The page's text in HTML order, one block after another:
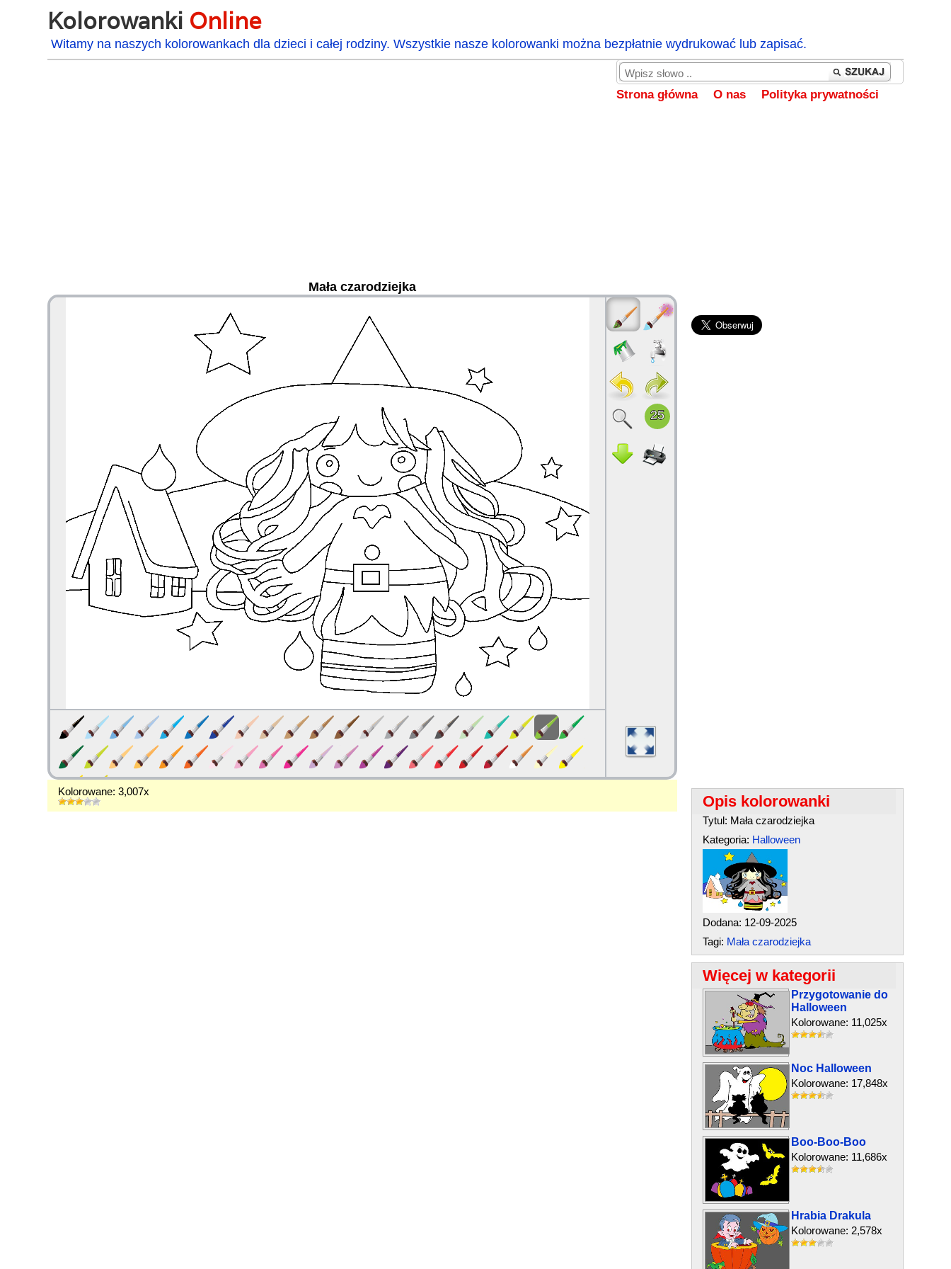
Kolorowanki Online
Witamy na naszych kolorowankach dla dzieci i całej rodziny. Wszystkie nasze kolorowanki można bezpłatnie wydrukować lub zapisać.
Strona główna O nas Polityka prywatności
Mała czarodziejka
Kolorowane: 3,007x
Opis kolorowanki
Tytul: Mała czarodziejka
Kategoria: Halloween
Dodana: 12-09-2025
Tagi: Mała czarodziejka
Więcej w kategorii
Przygotowanie do
Halloween
Kolorowane: 11,025x
Noc Halloween
Kolorowane: 17,848x
Boo-Boo-Boo
Kolorowane: 11,686x
Hrabia Drakula
Kolorowane: 2,578x